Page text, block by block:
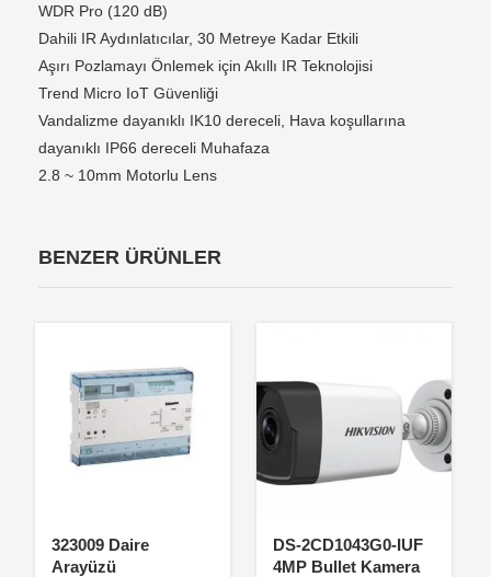
WDR Pro (120 dB)
Dahili IR Aydınlatıcılar, 30 Metreye Kadar Etkili
Aşırı Pozlamayı Önlemek için Akıllı IR Teknolojisi
Trend Micro IoT Güvenliği
Vandalizme dayanıklı IK10 dereceli, Hava koşullarına
dayanıklı IP66 dereceli Muhafaza
2.8 ~ 10mm Motorlu Lens
BENZER ÜRÜNLER
323009 Daire
Arayüzü
DS-2CD1043G0-IUF
4MP Bullet Kamera